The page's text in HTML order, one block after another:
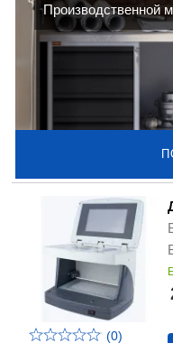
Производственной
(0)